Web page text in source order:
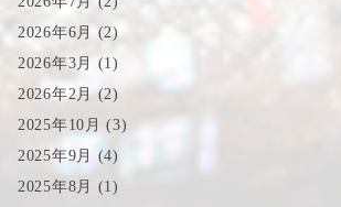
2026年6月 (2)
2026年3月 (1)
2026年2月(2)
2025年10月 (3)
2025年9月 (4)
2025年8月 (1)